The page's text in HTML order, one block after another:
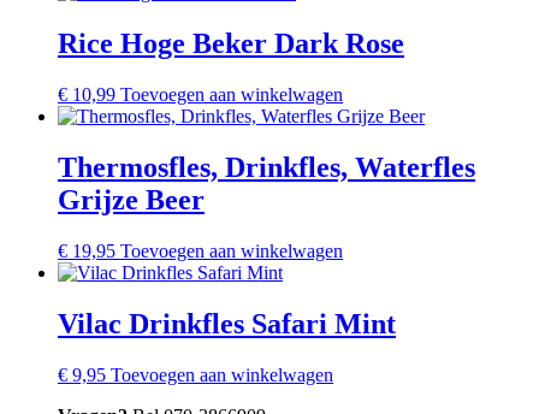
Rice Hoge Beker Dark Rose
€ 10,99 Toevoegen aan winkelwagen
Thermosfles, Drinkfles, Waterfles
Grijze Beer
€ 19,95 Toevoegen aan winkelwagen
Vilac Drinkfles Safari Mint
€ 9,95 Toevoegen aan winkelwagen